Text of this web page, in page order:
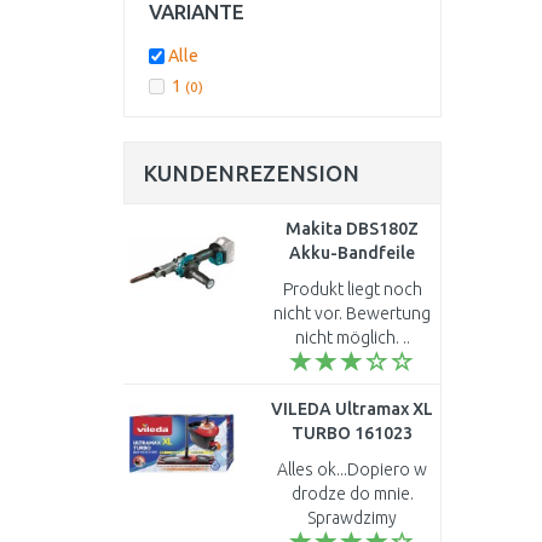
600 - 3000
800 - 2.800
800 - 3.800
20 mm(0)
VARIANTE
Alle
1 (0)
KUNDENREZENSION
Makita DBS180Z
Akku-Bandfeile
533x9mm, Li-ion
LXT 18V, Solo ohne
Akku
Produkt liegt noch
nicht vor. Bewertung
nicht möglich. ..
VILEDA Ultramax XL
TURBO 161023
Alles ok...Dopiero w
drodze do mnie.
Sprawdzimy